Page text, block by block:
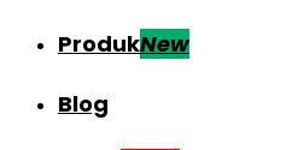
ProdukNew
Blog